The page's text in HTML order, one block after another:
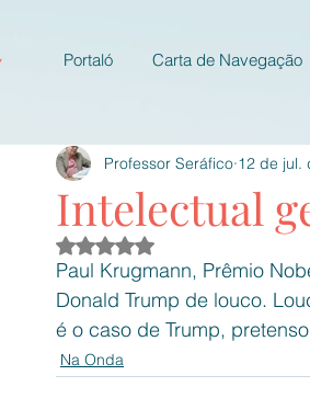
Portaló Carta de Navegação
Intelectual
Professor Seráfico 12 de jul.
Avaliado com NaN de 5
Paul Krugmann, Prêmio
Donald Trump de louco.
é o caso de Trump,
Na Onda